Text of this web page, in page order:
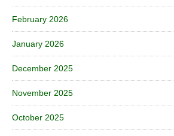
February 2026
January 2026
December 2025
November 2025
October 2025